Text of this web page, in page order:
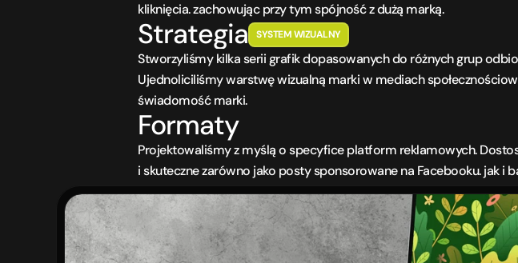
kliknięcia. zachowując przy tym spójność z dużą marką.
Strategia SYSTEM WIZUALNY
Stworzyliśmy kilka serii grafik dopasowanych do różnych grup
Ujednoliciliśmy warstwę wizualną marki w mediach
świadomość marki.
Formaty
Projektowaliśmy z myślą o specyfice platform reklamowych.
i skuteczne zarówno jako posty sponsorowane na Facebooku. jak i